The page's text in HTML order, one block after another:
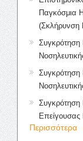
Παγκόσμια
(Σκλήρυνση
Συγκρότηση
Συγκρότηση
Συγκρότηση
Επείγουσας
Περισσότερα